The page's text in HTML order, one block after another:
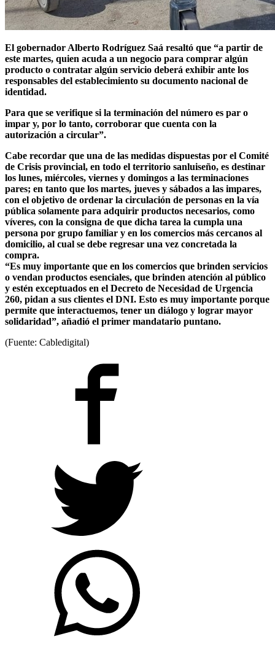
El gobernador Alberto Rodríguez Saá resaltó que “a partir de
este martes, quien acuda a un negocio para comprar algún
producto o contratar algún servicio deberá exhibir ante los
responsables del establecimiento su documento nacional de
identidad.
Para que se verifique si la terminación del número es par o
impar y, por lo tanto, corroborar que cuenta con la
autorización a circular”.
Cabe recordar que una de las medidas dispuestas por el Comité
de Crisis provincial, en todo el territorio sanluiseño, es destinar
los lunes, miércoles, viernes y domingos a las terminaciones
pares; en tanto que los martes, jueves y sábados a las impares,
con el objetivo de ordenar la circulación de personas en la vía
pública solamente para adquirir productos necesarios, como
víveres, con la consigna de que dicha tarea la cumpla una
persona por grupo familiar y en los comercios más cercanos al
domicilio, al cual se debe regresar una vez concretada la
compra.
“Es muy importante que en los comercios que brinden servicios
o vendan productos esenciales, que brinden atención al público
y estén exceptuados en el Decreto de Necesidad de Urgencia
260, pidan a sus clientes el DNI. Esto es muy importante porque
permite que interactuemos, tener un diálogo y lograr mayor
solidaridad”, añadió el primer mandatario puntano.
(Fuente: Cabledigital)